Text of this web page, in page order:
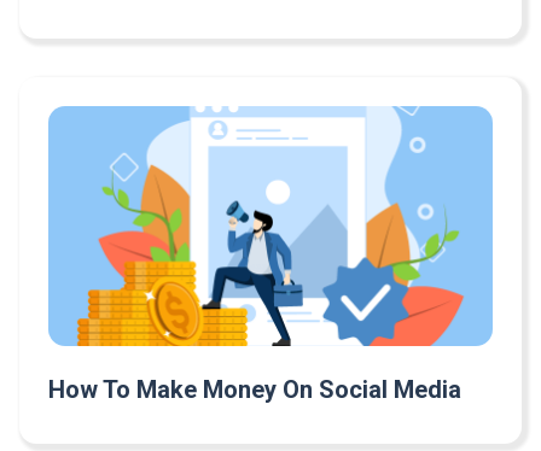
How To Make Money On Social Media